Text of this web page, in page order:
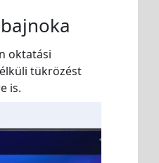
oktatási
tükrözést
is.